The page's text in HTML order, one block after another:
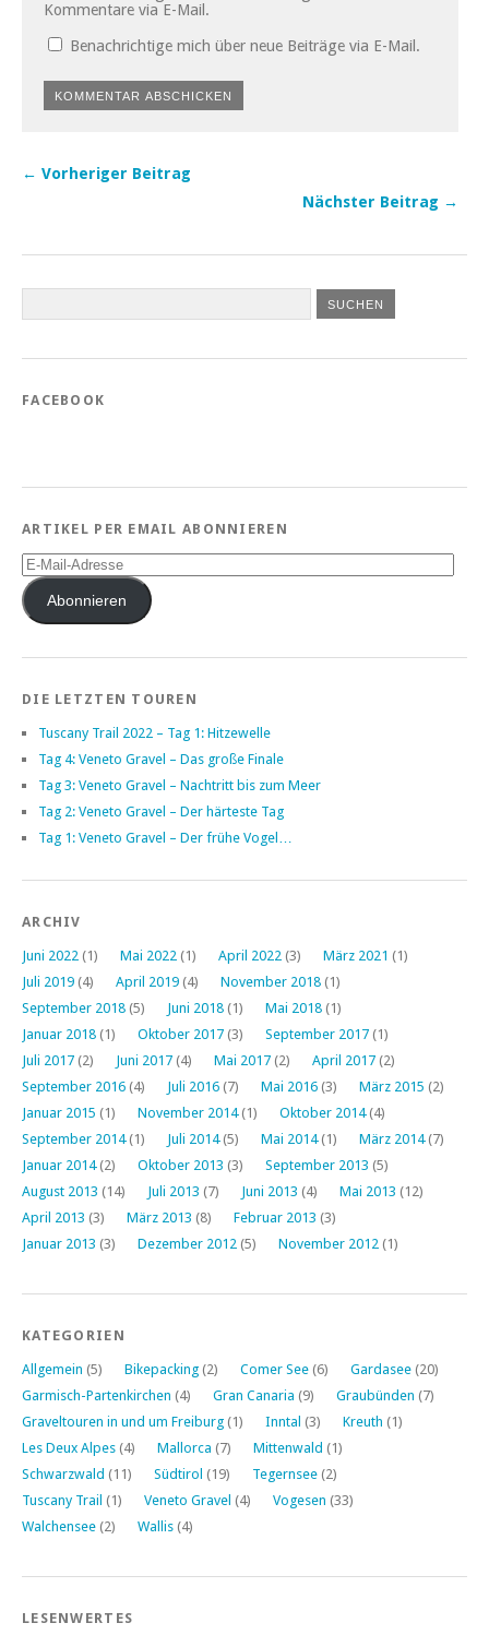
Kommentare via E-Mail.
Benachrichtige mich über neue Beiträge via E-Mail.
← Vorheriger Beitrag
Nächster Beitrag →
FACEBOOK
ARTIKEL PER EMAIL ABONNIEREN
E-
Mail-
AdresseAbonnieren
DIE LETZTEN TOUREN
Tuscany Trail 2022 – Tag 1: Hitzewelle
Tag 4: Veneto Gravel – Das große Finale
Tag 3: Veneto Gravel – Nachtritt bis zum Meer
Tag 2: Veneto Gravel – Der härteste Tag
Tag 1: Veneto Gravel – Der frühe Vogel…
ARCHIV
Juni 2022 (1) Mai 2022 (1) April 2022 (3) März 2021 (1)
Juli 2019 (4) April 2019 (4) November 2018 (1)
September 2018 (5) Juni 2018 (1) Mai 2018 (1)
Januar 2018 (1) Oktober 2017 (3) September 2017 (1)
Juli 2017 (2) Juni 2017 (4) Mai 2017 (2) April 2017 (2)
September 2016 (4) Juli 2016 (7) Mai 2016 (3) März 2015 (2)
Januar 2015 (1) November 2014(1) Oktober 2014(4)
September 2014(1) Juli 2014(5) Mai 2014(1) März 2014(7)
Januar 2014(2) Oktober 2013 (3) September 2013 (5)
August 2013 (14) Juli 2013 (7) Juni 2013 (4) Mai 2013 (12)
April 2013 (3) März 2013 (8) Februar 2013 (3)
Januar 2013 (3) Dezember 2012 (5) November 2012 (1)
KATEGORIEN
Allgemein (5) Bikepacking (2) Comer See (6) Gardasee (20)
Garmisch-Partenkirchen (4) Gran Canaria (9) Graubünden (7)
Graveltouren in und um Freiburg (1) Inntal (3) Kreuth (1)
Les Deux Alpes (4) Mallorca (7) Mittenwald (1)
Schwarzwald (11) Südtirol (19) Tegernsee (2)
Tuscany Trail (1) Veneto Gravel (4) Vogesen (33)
Walchensee (2) Wallis (4)
LESENWERTES